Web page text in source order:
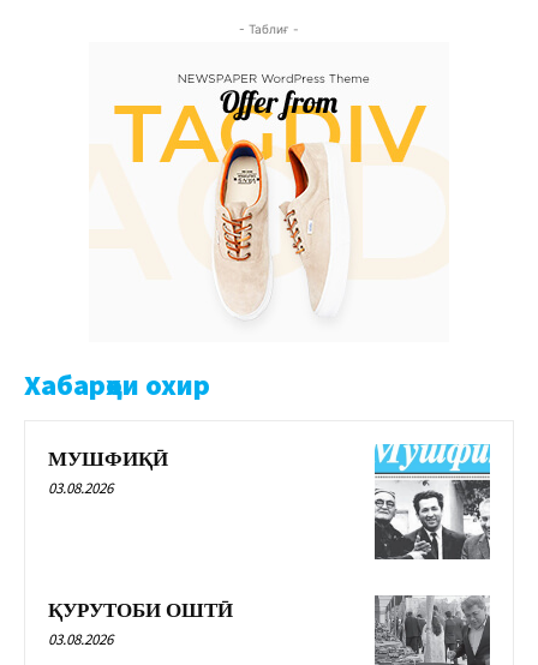
- Таблиғ -
Хабарҳои охир
МУШФИҚӢ
03.08.2026
ҚУРУТОБИ ОШТӢ
03.08.2026